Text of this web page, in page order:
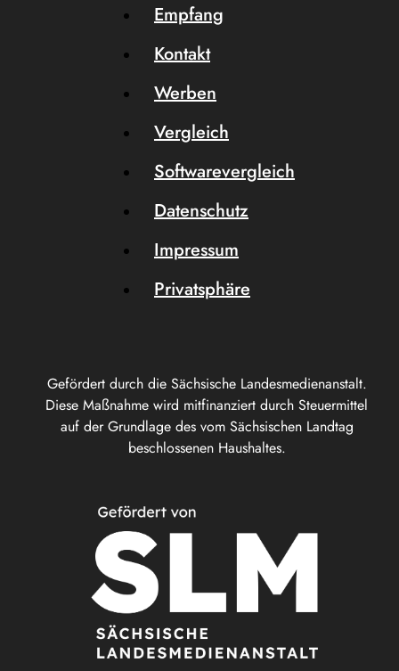
Gefördert durch die Sächsische Landesmedienanstalt.
Diese Maßnahme wird mitfinanziert durch Steuermittel
auf der Grundlage des vom Sächsischen Landtag
beschlossenen Haushaltes.
Empfang
Kontakt
Werben
Vergleich
Softwarevergleich
Datenschutz
Impressum
Privatsphäre